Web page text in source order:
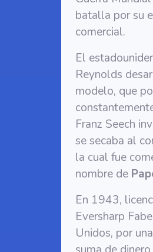
batalla por su
comercial.
El
Reynolds
modelo, que
Franz Seech
se secaba al
la cual fue
nombre de
En 1943,
Eversharp
Unidos, por